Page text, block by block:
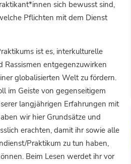
sich bewusst sind,
Pflichten mit dem Dienst
ist es, interkulturelle
Rassismen entgegenzuwirken
globalisierten Welt zu fördern.
im Geiste von gegenseitigem
langjährigen Erfahrungen mit
wir hier Grundsätze und
erachten, damit ihr sowie alle
Praktikum zu tun haben,
Beim Lesen werdet ihr vor